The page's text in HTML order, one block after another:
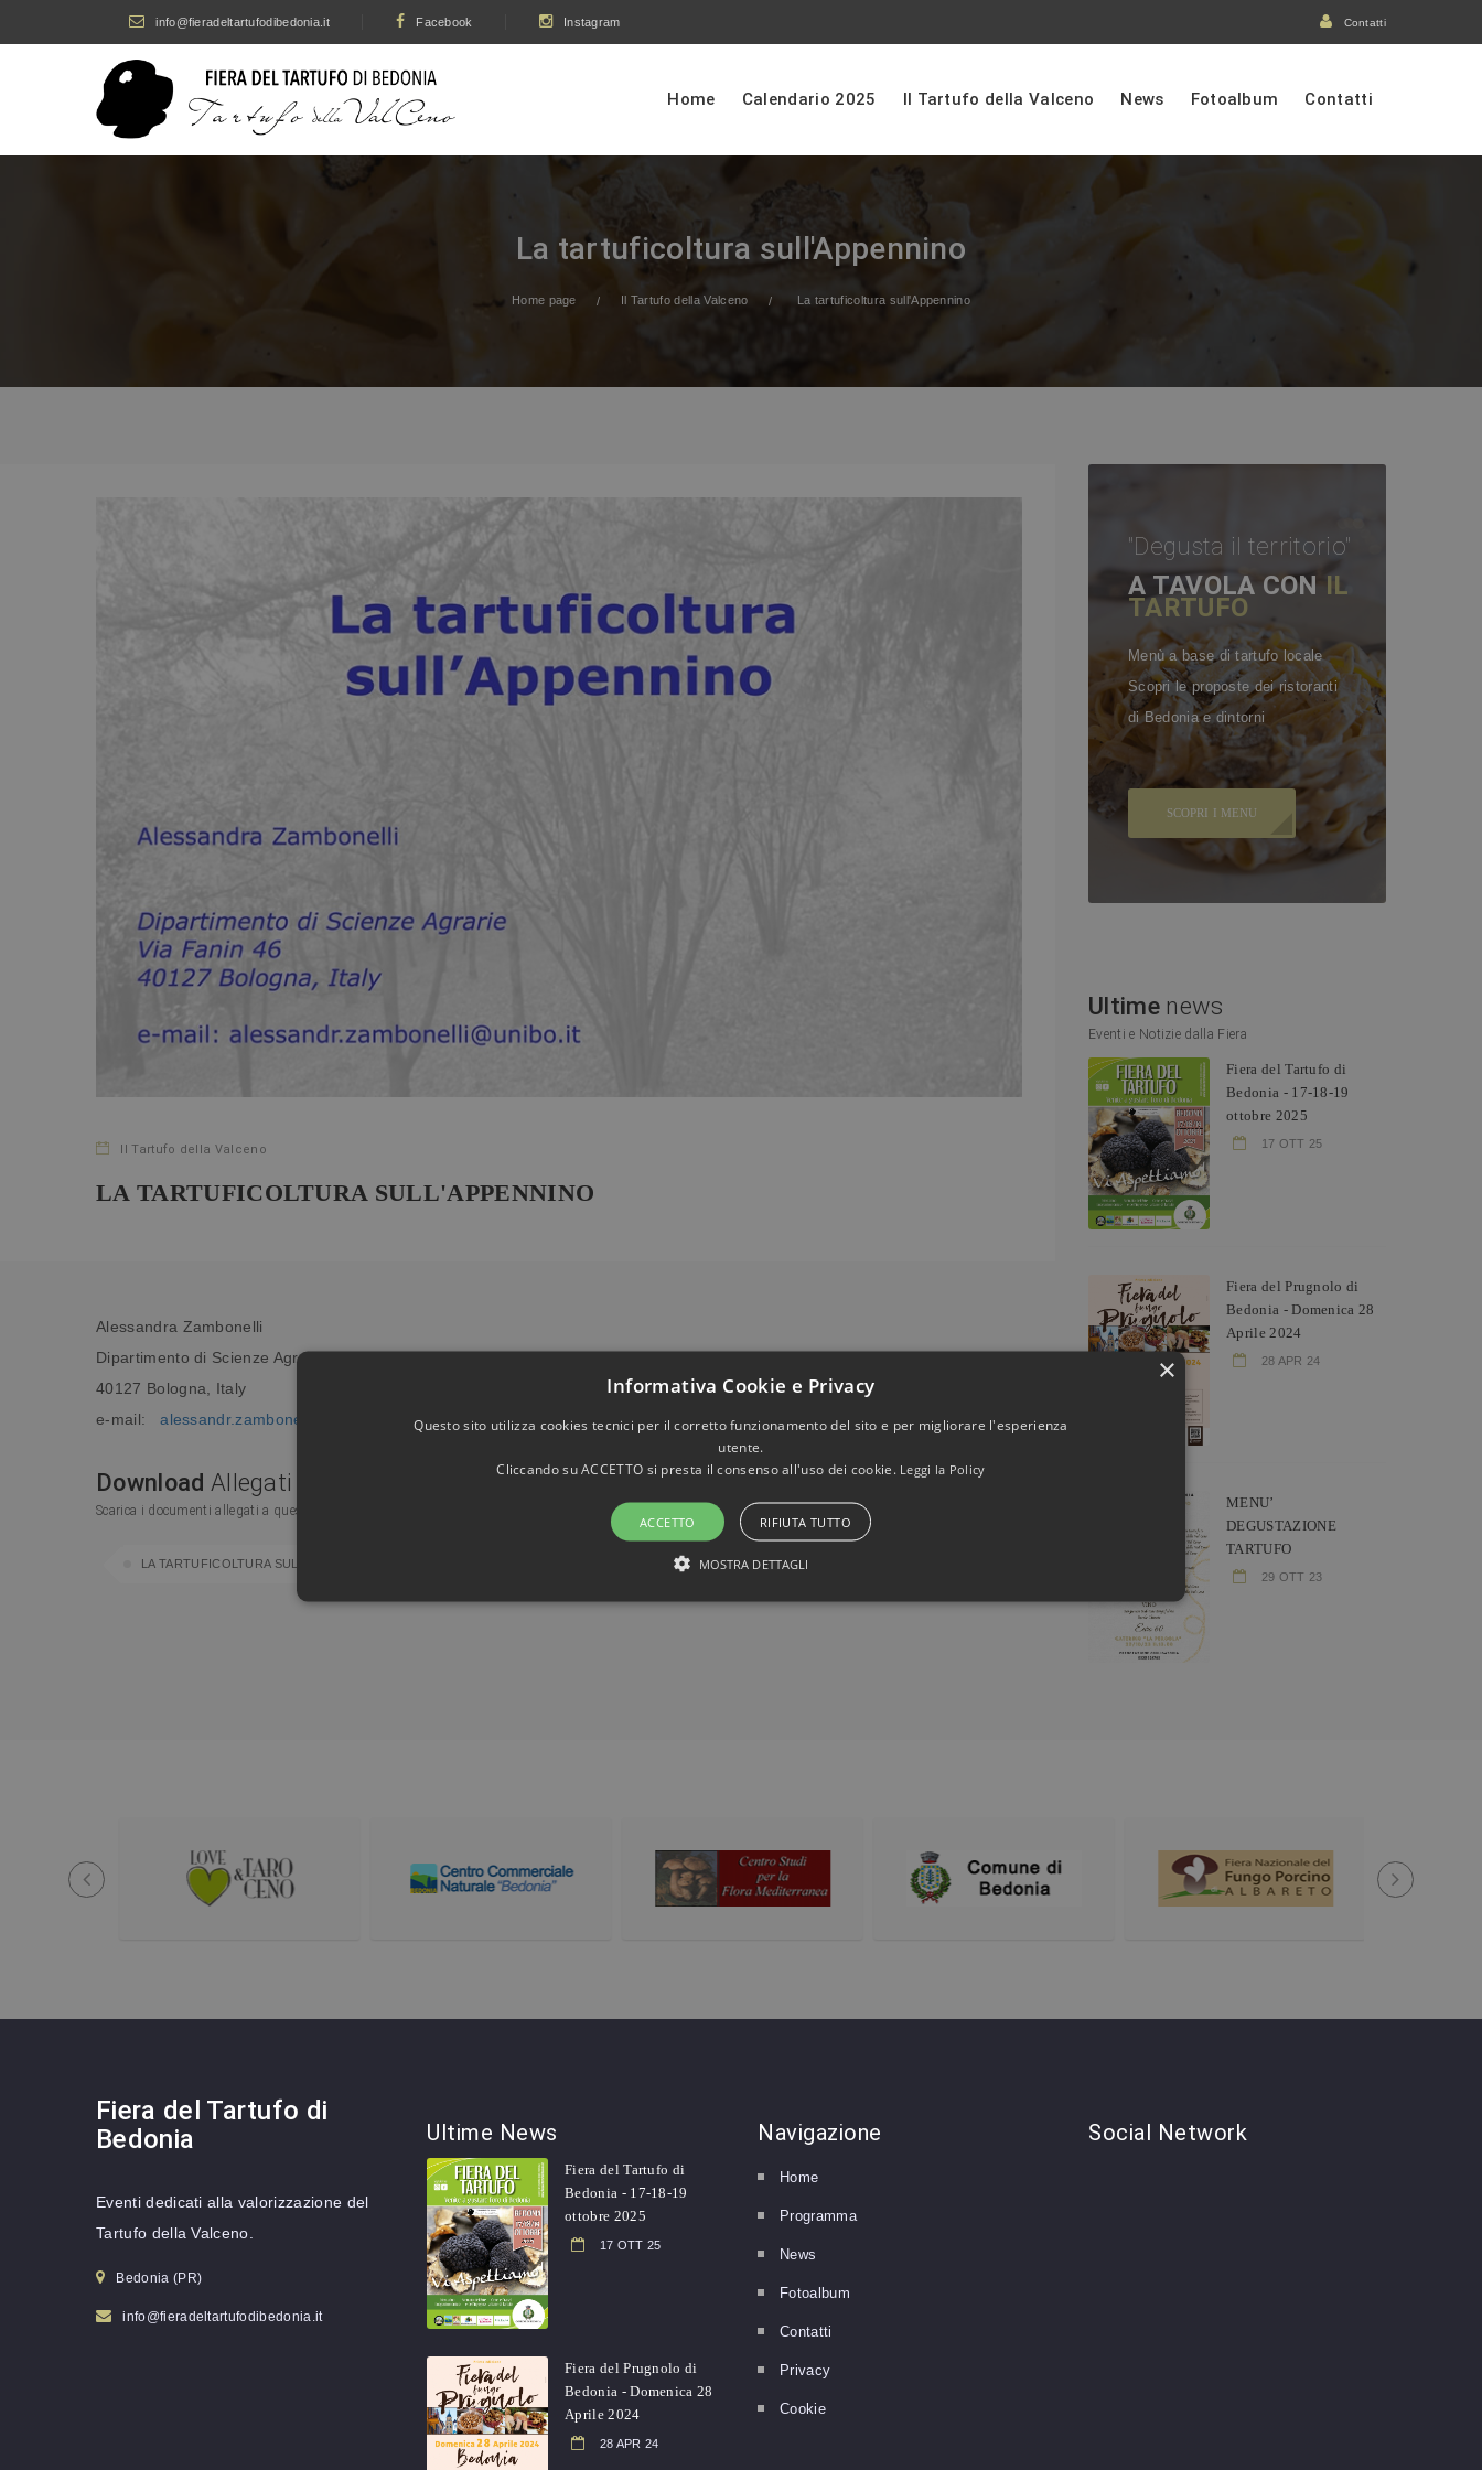
info@fieradeltartufodibedonia.it Facebook Instagram Contatti
Home Calendario 2025 Il Tartufo della Valceno News Fotoalbum Contatti
La tartuficoltura sull'Appennino
Home page Il Tartufo della Valceno La tartuficoltura sull'Appennino
Il Tartufo della Valceno
LA TARTUFICOLTURA SULL'APPENNINO
Alessandra Zambonelli
Dipartimento di Scienze Agrarie Via Fanin 46
40127 Bologna, Italy
e-mail:alessandr.zambonelli@unibo.it
Download Allegati
Scarica i documenti allegati a questa pagina
LA TARTUFICOLTURA SULL'APPENNINO (PDF)
"Degusta il territorio"
A TAVOLA CON IL
TARTUFO
Menù a base di tartufo locale
Scopri le proposte dei ristoranti
di Bedonia e dintorni
SCOPRI I MENU
Ultime news
Eventi e Notizie dalla Fiera
Fiera del Tartufo di
Bedonia - 17-18-19
ottobre 2025
17 OTT 25
Fiera del Prugnolo di
Bedonia - Domenica 28
Aprile 2024
28 APR 24
MENU’
DEGUSTAZIONE
TARTUFO
29 OTT 23
prev next
Fiera del Tartufo di
Bedonia
Eventi dedicati alla valorizzazione del
Tartufo della Valceno.
Bedonia (PR)
info@fieradeltartufodibedonia.it
Ultime News
Fiera del Tartufo di
Bedonia - 17-18-19
ottobre 2025
17 OTT 25
Fiera del Prugnolo di
Bedonia - Domenica 28
Aprile 2024
28 APR 24
Navigazione
Home
Programma
News
Fotoalbum
Contatti
Privacy
Cookie
Social Network
×
Informativa Cookie e Privacy
Questo sito utilizza cookies tecnici per il corretto funzionamento del sito e per migliorare l'esperienza
utente.
Cliccando su ACCETTO si presta il consenso all'uso dei cookie. Leggi la Policy
ACCETTO RIFIUTA TUTTO
MOSTRA DETTAGLI
STRETTAMENTE NECESSARI E STATISTICHE
www.fieradeltartufodibedonia.it
sessione utente. Normalmente è un numero generato in modo
casuale, il modo in cui viene utilizzato può essere specifico per il sito,
ma un buon esempio è mantenere uno stato di accesso per un
utente tra le pagine.